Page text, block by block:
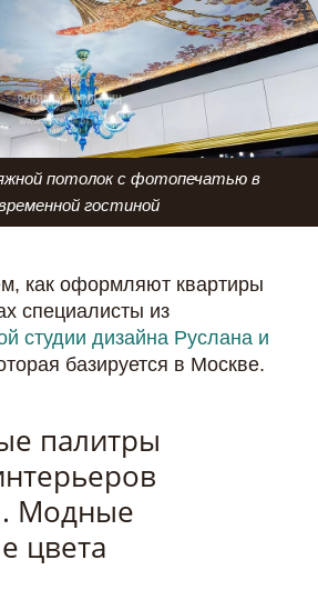
потолок с фотопечатью в
гостиной
как оформляют квартиры
специалисты из
студии дизайна Руслана и
базируется в Москве.
палитры
Модные
цвета